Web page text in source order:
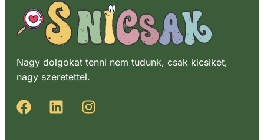
Nagy dolgokat tenni nem tudunk, csak kicsiket,
nagy szeretettel.